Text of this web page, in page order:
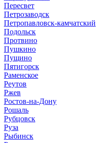
Пересвет
Петрозаводск
Петропавловск-камчатский
Подольск
Протвино
Пушкино
Пущино
Пятигорск
Раменское
Реутов
Ржев
Ростов-на-Дону
Рошаль
Рубцовск
Руза
Рыбинск